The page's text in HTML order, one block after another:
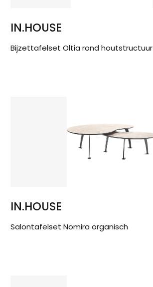
IN.HOUSE
Bijzettafelset Oltia rond houtstructuur
IN.HOUSE
Salontafelset Nomira organisch